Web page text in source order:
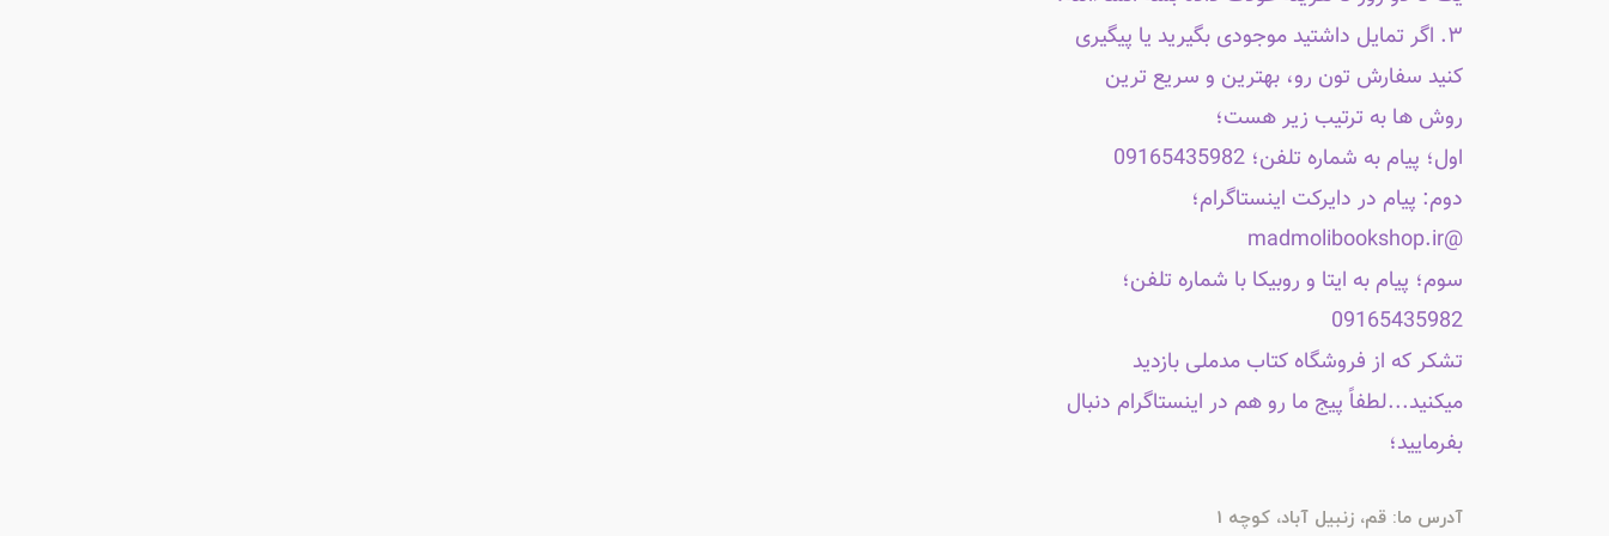
۳. اگر تمایل داشتید موجودی بگیرید یا پیگیری
کنید سفارش تون رو، بهترین و سریع ترین
روش ها به ترتیب زیر هست؛
اول؛ پیام به شماره تلفن؛ 09165435982
دوم: پیام در دایرکت اینستاگرام؛
@madmolibookshop.ir
سوم؛ پیام به ایتا و روبیکا با شماره تلفن؛
09165435982
تشکر که از فروشگاه کتاب مدملی بازدید
میکنید...لطفاً پیج ما رو هم در اینستاگرام دنبال
بفرمایید؛
آدرس ما: قم، زنبیل آباد، کوچه 1